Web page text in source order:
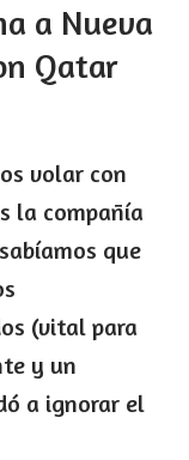
a Nueva
Qatar
volar con
la compañía
que
(vital para
y un
a ignorar el